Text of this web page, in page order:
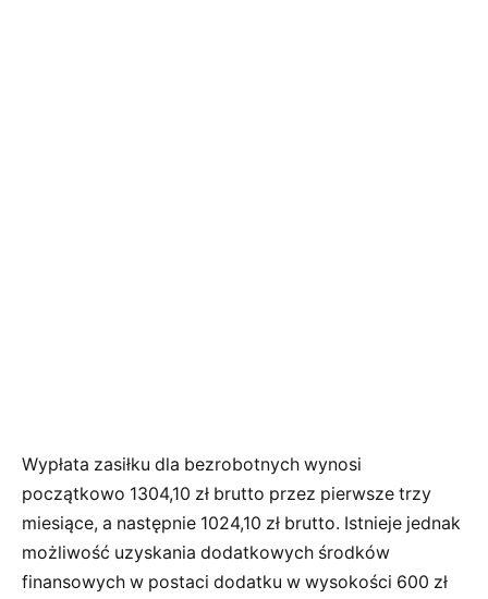
Wypłata zasiłku dla bezrobotnych wynosi
początkowo 1304,10 zł brutto przez pierwsze trzy
miesiące, a następnie 1024,10 zł brutto. Istnieje jednak
możliwość uzyskania dodatkowych środków
finansowych w postaci dodatku w wysokości 600 zł